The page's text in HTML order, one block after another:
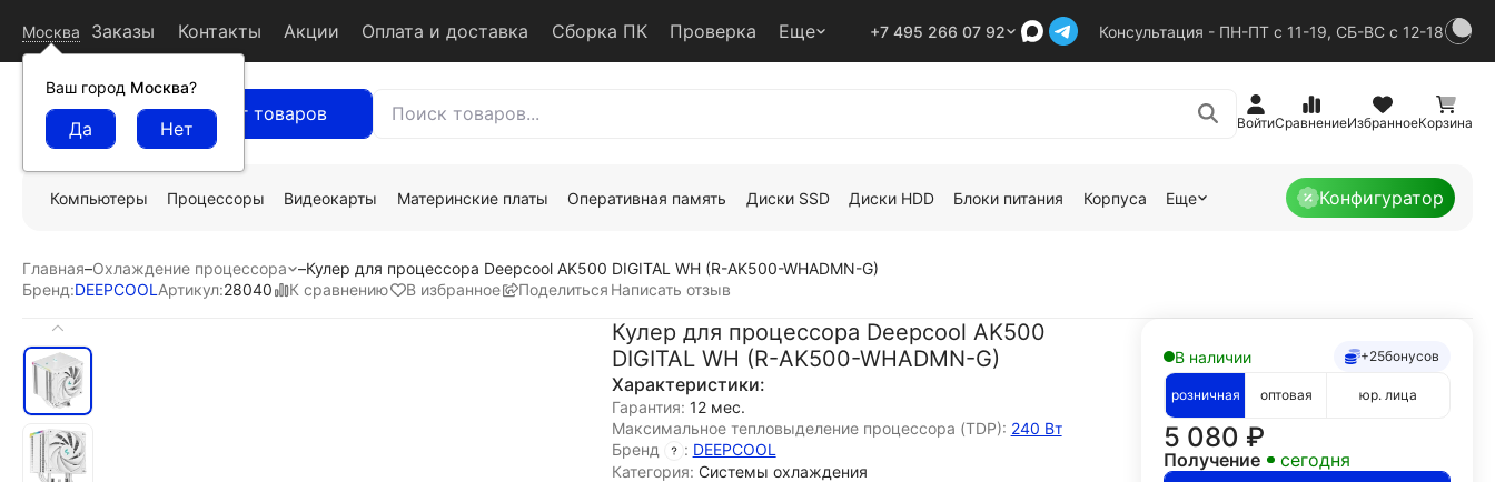
Москва
Ваш город Москва?
Заказы Контакты Акции Оплата и доставка Сборка ПК Проверка Еще +7 495 266 07 92 Консультация - ПН-ПТ с 11-19, СБ-ВС с 12-18
Каталог товаров ВойтиСравнениеИзбранноеКорзина
Компьютеры Процессоры Видеокарты Материнские платы Оперативная память Диски SSD Диски HDD Блоки питания Корпуса Еще Конфигуратор
Главная–Охлаждение процессора –Кулер для процессора Deepcool AK500 DIGITAL WH (R-AK500-WHADMN-G)
Бренд:DEEPCOOL Артикул:28040 К сравнению В избранное Поделиться Написать отзыв
Кулер для процессора Deepcool AK500
DIGITAL WH (R-AK500-WHADMN-G)
Характеристики:
Гарантия: 12 мес.
Максимальное тепловыделение процессора (TDP): 240 Вт
Бренд
: DEEPCOOL
Категория: Системы охлаждения
В наличии +25бонусов
розничная оптовая юр. лица
5 080 ₽
Получение
сегодня